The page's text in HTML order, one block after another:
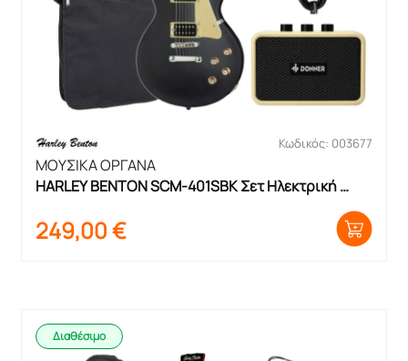
Κωδικός: 003677
ΜΟΥΣΙΚΑ ΟΡΓΑΝΑ
HARLEY BENTON SCM-401SBK Σετ Ηλεκτρική
249,00€
Διαθέσιμο